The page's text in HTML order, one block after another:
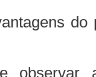
do
observar